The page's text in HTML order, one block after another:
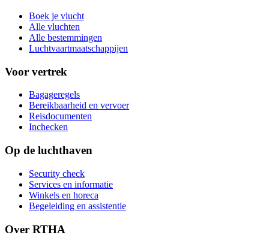
Boek je vlucht
Alle vluchten
Alle bestemmingen
Luchtvaartmaatschappijen
Voor vertrek
Bagageregels
Bereikbaarheid en vervoer
Reisdocumenten
Inchecken
Op de luchthaven
Security check
Services en informatie
Winkels en horeca
Begeleiding en assistentie
Over RTHA